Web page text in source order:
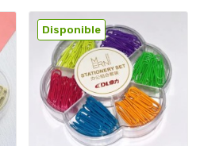
Disponible